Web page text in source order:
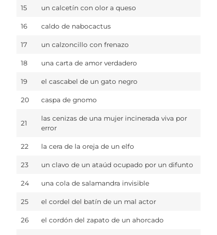
15 un calcetín con olor a queso
16 caldo de nabocactus
17 un calzoncillo con frenazo
18 una carta de amor verdadero
19 el cascabel de un gato negro
20 caspa de gnomo
21
las cenizas de una mujer incinerada viva por
error
22 la cera de la oreja de un elfo
23 un clavo de un ataúd ocupado por un difunto
24 una cola de salamandra invisible
25 el cordel del batín de un mal actor
26 el cordón del zapato de un ahorcado